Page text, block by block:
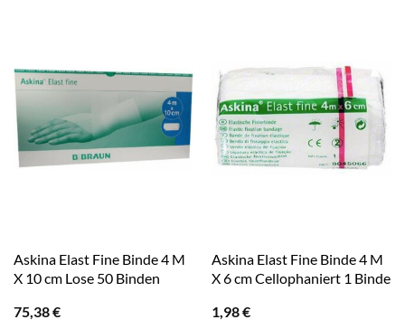
Askina Elast Fine Binde 4 M
X 10 cm Lose 50 Binden
75,38€
Askina Elast Fine Binde 4 M
X 6 cm Cellophaniert 1 Binde
1,98€